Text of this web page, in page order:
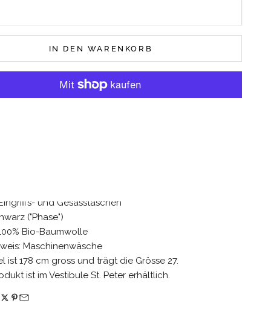
IN DEN WARENKORB
mit Ballon-Bein
und Gesässtaschen
("Phase")
Bio-Baumwolle
Maschinenwäsche
ist 178 cm gross und trägt die Grösse 27.
ist im Vestibule St. Peter erhältlich.